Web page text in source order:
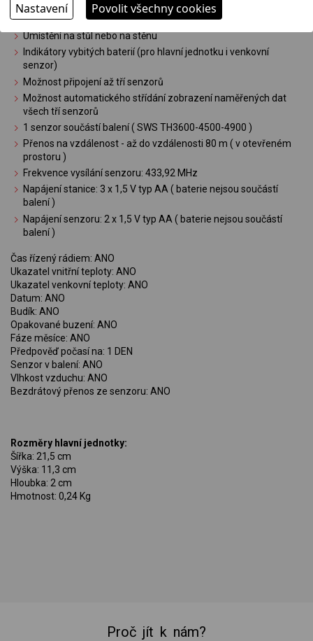
12 / 24 hodinový formát
Zobrazení stupnice teploty °C / °F
Umístění na stůl nebo na stěnu
Indikátory vybitých baterií (pro hlavní jednotku i venkovní
senzor)
Možnost připojení až tří senzorů
Možnost automatického střídání zobrazení naměřených dat
všech tří senzorů
1 senzor součástí balení ( SWS TH3600-4500-4900 )
Přenos na vzdálenost - až do vzdálenosti 80 m ( v otevřeném
prostoru )
Frekvence vysílání senzoru: 433,92 MHz
Napájení stanice: 3 x 1,5 V typ AA ( baterie nejsou součástí
balení )
Napájení senzoru: 2 x 1,5 V typ AA ( baterie nejsou součástí
balení )
Čas řízený rádiem: ANO
Ukazatel vnitřní teploty: ANO
Ukazatel venkovní teploty: ANO
Datum: ANO
Budík: ANO
Opakované buzení: ANO
Fáze měsíce: ANO
Předpověď počasí na: 1 DEN
Senzor v balení: ANO
Vlhkost vzduchu: ANO
Bezdrátový přenos ze senzoru: ANO
Rozměry hlavní jednotky:
Šířka: 21,5 cm
Výška: 11,3 cm
Hloubka: 2 cm
Hmotnost: 0,24 Kg
Proč jít k nám?
Nastavení Povolit všechny cookies